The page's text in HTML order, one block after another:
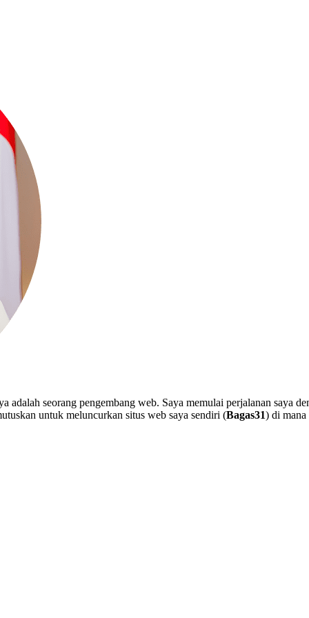
adalah seorang pengembang web. Saya memulai perjalanan saya
untuk meluncurkan situs web saya sendiri (Bagas31) di mana